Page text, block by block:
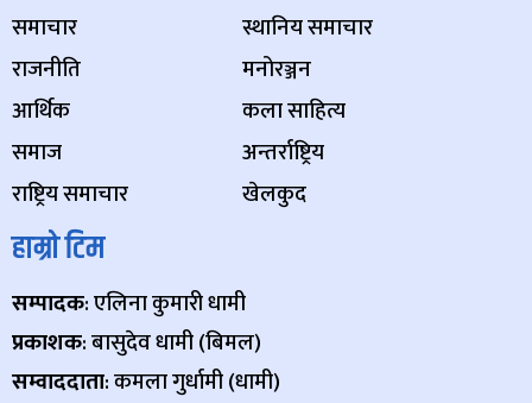
समाचार
राजनीति
आर्थिक
समाज
राष्ट्रिय समाचार
स्थानिय समाचार
मनोरञ्जन
कला साहित्य
अन्तर्राष्ट्रिय
खेलकुद
हाम्रो टिम
सम्पादक: एलिना कुमारी धामी
प्रकाशक: बासुदेव धामी (बिमल)
सम्वाददाता: कमला गुर्धामी (धामी)